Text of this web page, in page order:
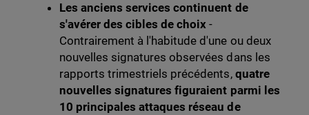
Les anciens services continuent de
s'avérer des cibles de choix -
Contrairement à l'habitude d'une ou deux
nouvelles signatures observées dans les
rapports trimestriels précédents, quatre
nouvelles signatures figuraient parmi les
10 principales attaques réseau de